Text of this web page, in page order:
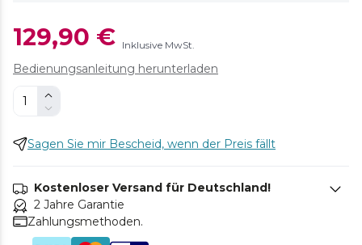
129,90 € Inklusive MwSt.
Bedienungsanleitung herunterladen
Sagen Sie mir Bescheid, wenn der Preis fällt
Kostenloser Versand für Deutschland!
2 Jahre Garantie
Zahlungsmethoden.